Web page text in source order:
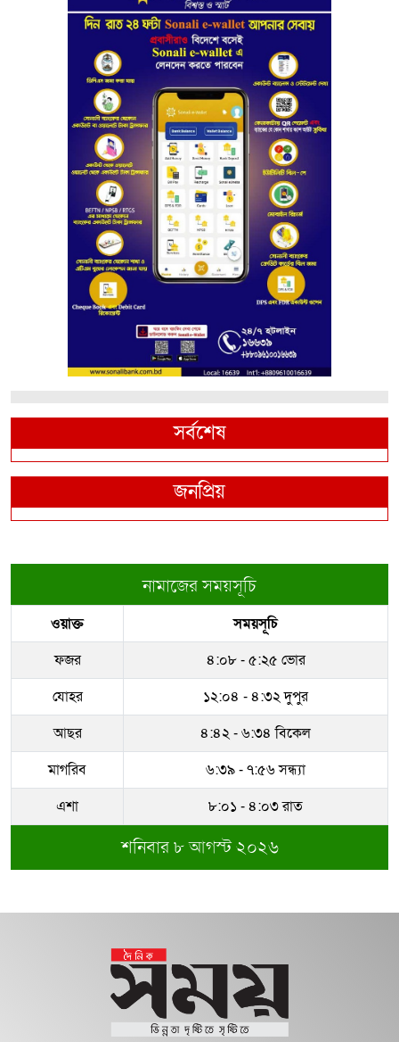
সর্বশেষ
জনপ্রিয়
নামাজের সময়সূচি
ওয়াক্ত
সময়সূচি
ফজর
৪:০৮ - ৫:২৫ ভোর
যোহর
১২:০৪ - ৪:৩২ দুপুর
আছর
৪:৪২ - ৬:৩৪ বিকেল
মাগরিব
৬:৩৯ - ৭:৫৬ সন্ধ্যা
এশা
৮:০১ - ৪:০৩ রাত
শনিবার ৮ আগস্ট ২০২৬